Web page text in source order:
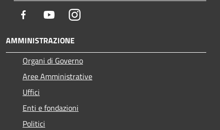
Facebook YoutubeInstagram
AMMINISTRAZIONE
Organi di Governo
Aree Amministrative
Uffici
Enti e fondazioni
Politici